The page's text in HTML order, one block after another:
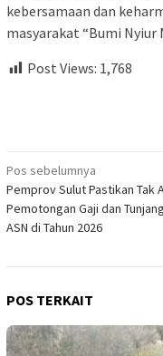
kebersamaan dan
masyarakat “Bumi Nyiur
Post Views: 1,768
Navigasi
pos
Pos sebelumnya
Pemprov Sulut Pastikan Tak
Pemotongan Gaji dan
ASN di Tahun 2026
POS TERKAIT